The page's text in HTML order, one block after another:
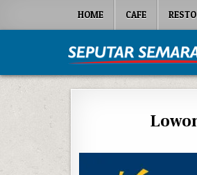
HOME CAFE RESTO
Seputar